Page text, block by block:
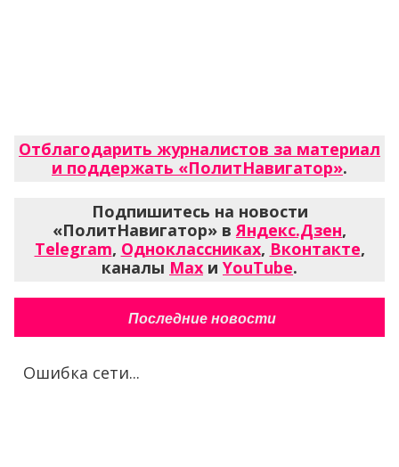
Отблагодарить журналистов за материал
и поддержать «ПолитНавигатор».
Подпишитесь на новости
«ПолитНавигатор» вЯндекс.Дзен,
Telegram, Одноклассниках, Вконтакте,
каналы Max и YouTube.
Последние новости
Ошибка сети...